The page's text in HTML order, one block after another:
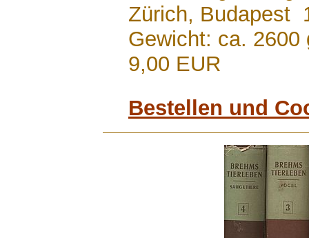
Zürich, Budapest
Gewicht: ca. 2600
9,00 EUR
Bestellen und